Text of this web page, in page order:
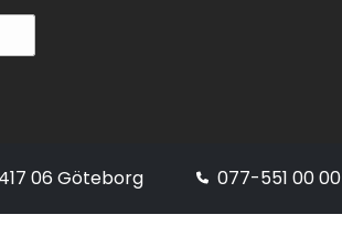
06 Göteborg 077-551 00 00